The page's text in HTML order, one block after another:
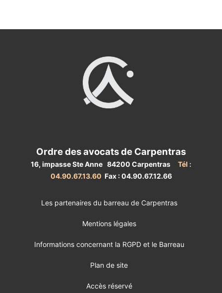
Ordre des avocats de Carpentras
16, impasse Ste Anne 84200 Carpentras
Tél :
04.90.67.13.60 Fax : 04.90.67.12.66
Les partenaires du barreau de Carpentras
Mentions légales
Informations concernant la RGPD et le Barreau
Plan de site
Accès réservé